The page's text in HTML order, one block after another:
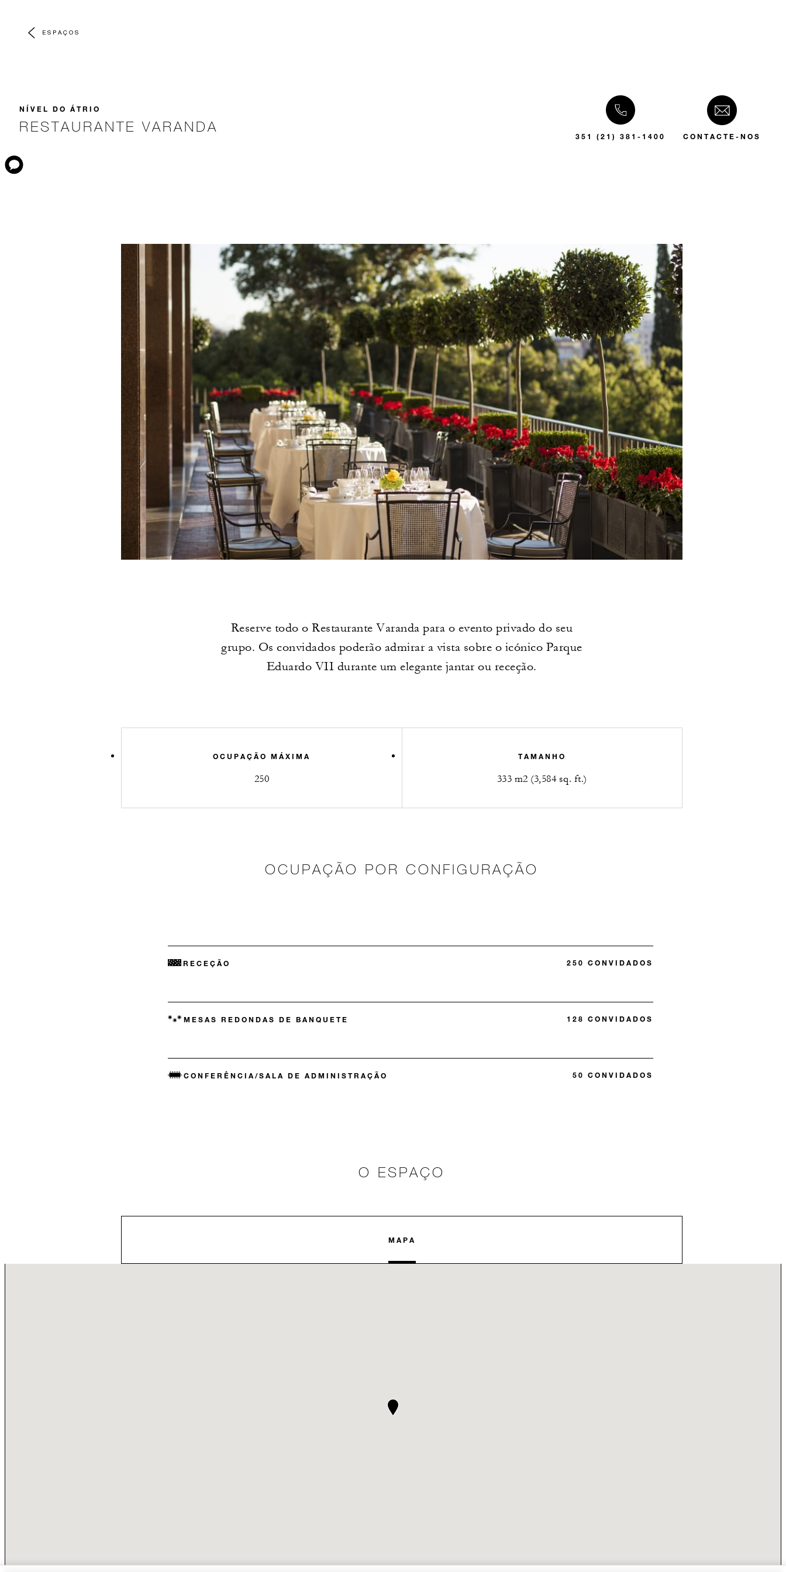
ESPAÇOS
NÍVEL DO ÁTRIO
RESTAURANTE VARANDA
351 (21) 381-1400 CONTACTE-NOS
Reserve todo o Restaurante Varanda para o evento privado do seu
grupo. Os convidados poderão admirar a vista sobre o icónico Parque
Eduardo VII durante um elegante jantar ou receção.
OCUPAÇÃO MÁXIMA
250
TAMANHO
333 m2 (3,584 sq. ft.)
OCUPAÇÃO POR CONFIGURAÇÃO
RECEÇÃO 250 CONVIDADOS
MESAS REDONDAS DE BANQUETE 128 CONVIDADOS
CONFERÊNCIA/SALA DE ADMINISTRAÇÃO 50 CONVIDADOS
O ESPAÇO
MAPA